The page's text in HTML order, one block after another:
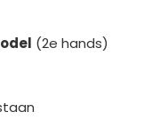
(2e hands)